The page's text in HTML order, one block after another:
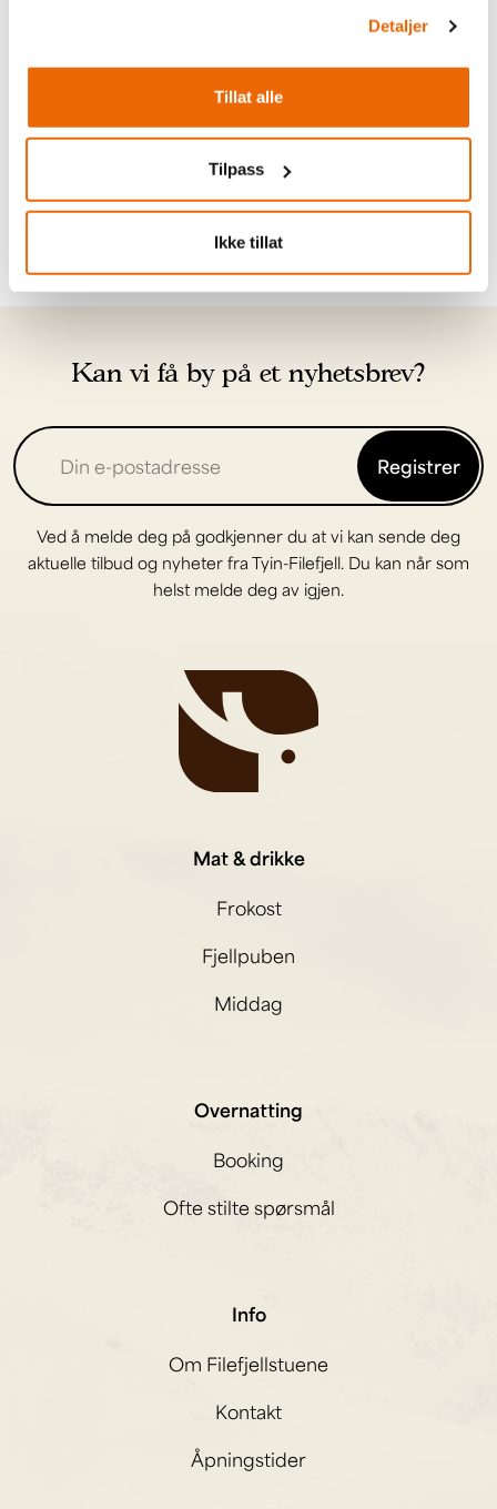
Detaljer
Tillat alle
Tilpass
Ikke tillat
Bestille bord til middag?
Ønsker du å bestille bord, kan du gjøre du enten via
knappen under, på tlf. 466 65 665 eller e- post
Bestill bord
Kan vi få by på et nyhetsbrev?
Registrer
Ved å melde deg på godkjenner du at vi kan sende deg
aktuelle tilbud og nyheter fra Tyin-Filefjell. Du kan når som
helst melde deg av igjen.
Mat & drikke
Frokost
Fjellpuben
Middag
Overnatting
Booking
Ofte stilte spørsmål
Info
Om Filefjellstuene
Kontakt
Åpningstider